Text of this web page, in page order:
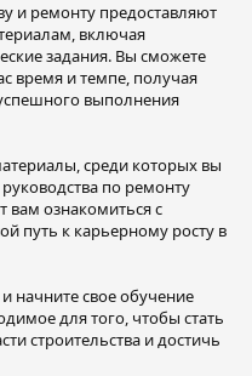
и ремонту предоставляют
включая
задания. Вы сможете
время и темпе, получая
выполнения
среди которых вы
по ремонту
вам ознакомиться с
путь к карьерному росту в
начните свое обучение
для того, чтобы стать
строительства и достичь